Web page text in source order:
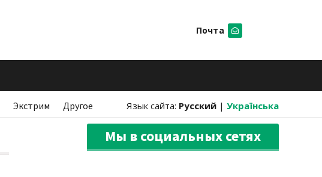
Почта
Экстрим Другое Язык сайта: Русский | Українська
Мы в социальных сетях